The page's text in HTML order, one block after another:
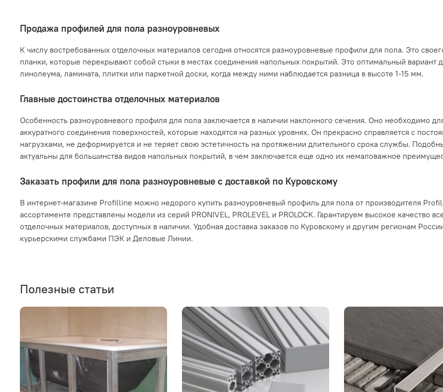
Продажа профилей для пола разноуровневых
К числу востребованных отделочных материалов сегодня относятся разноуровневые профили для пола. Это
планки, которые перекрывают собой стыки в местах соединения напольных покрытий. Это оптимальный вариант
линолеума, ламината, плитки или паркетной доски, когда между ними наблюдается разница в высоте 1-15 мм.
Главные достоинства отделочных материалов
Особенность разноуровневого профиля для пола заключается в наличии наклонного сечения. Оно необходимо
аккуратного соединения поверхностей, которые находятся на разных уровнях. Он прекрасно справляется с
нагрузками, не деформируется и не теряет свою эстетичность на протяжении длительного срока службы.
актуальны для большинства видов напольных покрытий, в чем заключается еще одно их немаловажное
Заказать профили для пола разноуровневые с доставкой по Куровскому
В интернет-магазине Profilline можно недорого купить разноуровневый профиль для пола от производителя
ассортименте представлены модели из серий PRONIVEL, PROLEVEL и PROLOCK. Гарантируем высокое качество
отделочных материалов, доступных в наличии. Удобная доставка заказов по Куровскому и другим регионам
курьерскими службами ПЭК и Деловые Линии.
Полезные статьи